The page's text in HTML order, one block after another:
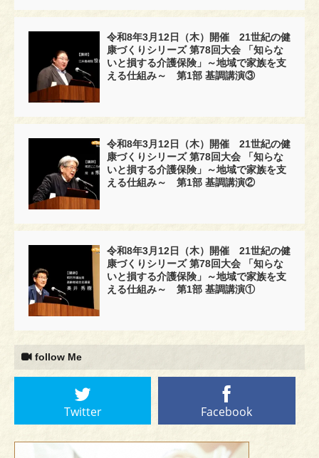
令和8年3月12日（木）開催 21世紀の健
康づくりシリーズ 第78回大会 「知らな
いと損する介護保険」～地域で家族を支
える仕組み～ 第1部 基調講演③
令和8年3月12日（木）開催 21世紀の健
康づくりシリーズ 第78回大会 「知らな
いと損する介護保険」～地域で家族を支
える仕組み～ 第1部 基調講演②
令和8年3月12日（木）開催 21世紀の健
康づくりシリーズ 第78回大会 「知らな
いと損する介護保険」～地域で家族を支
える仕組み～ 第1部 基調講演①
follow Me
Twitter Facebook